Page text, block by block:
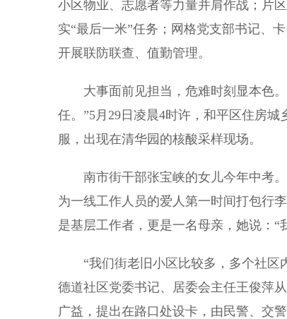
小区物业、志愿者等力量并肩作战；片
实“最后一米”任务；网格党支部书记、
开展联防联查、值勤管理。
大事面前见担当，危难时刻显本色。
任。”5月29日凌晨4时许，和平区住房
服，出现在清华园的核酸采样现场。
南市街干部张宝峡的女儿今年中考。
为一线工作人员的爱人第一时间打包行
是基层工作者，更是一名母亲，她说：
“我们街老旧小区比较多，多个社区
德道社区党委书记、居委会主任王俊萍
广益，提出在路口处设卡，由民警、交